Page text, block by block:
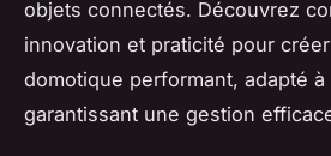
objets connectés. Découvrez
innovation et praticité pour
domotique performant, adapté
garantissant une gestion